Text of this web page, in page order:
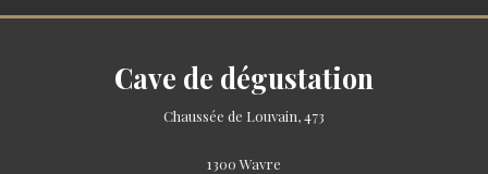
Cave de dégustation
Chaussée de Louvain, 473
1300 Wavre